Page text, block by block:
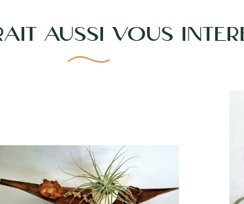
AUSSI VOUS